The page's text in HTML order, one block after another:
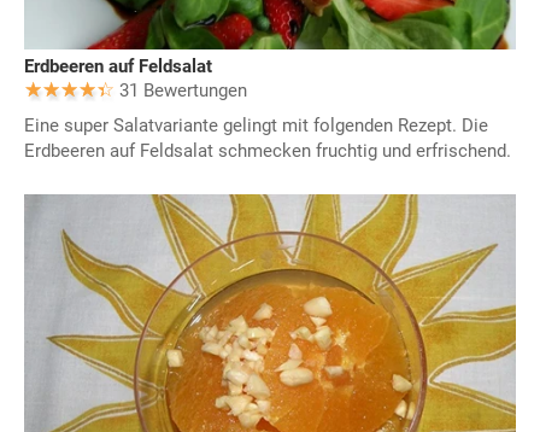
Erdbeeren auf Feldsalat
31 Bewertungen
Eine super Salatvariante gelingt mit folgenden Rezept. Die
Erdbeeren auf Feldsalat schmecken fruchtig und erfrischend.